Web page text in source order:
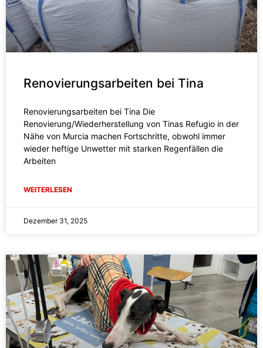
Renovierungsarbeiten bei Tina
Renovierungsarbeiten bei Tina Die
Renovierung/Wiederherstellung von Tinas Refugio in der
Nähe von Murcia machen Fortschritte, obwohl immer
wieder heftige Unwetter mit starken Regenfällen die
Arbeiten
WEITERLESEN
Dezember 31, 2025